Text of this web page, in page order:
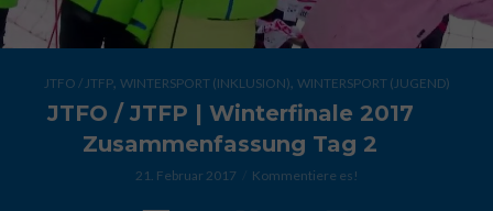
JTFO / JTFP, WINTERSPORT (INKLUSION), WINTERSPORT (JUGEND)
JTFO / JTFP | Winterfinale 2017
Zusammenfassung Tag 2
21. Februar 2017 Kommentiere es!